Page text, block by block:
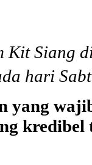
Kit Siang
hari
yang
kredibel